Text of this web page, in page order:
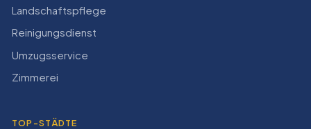
Landschaftspflege
Reinigungsdienst
Umzugsservice
Zimmerei
TOP-STÄDTE